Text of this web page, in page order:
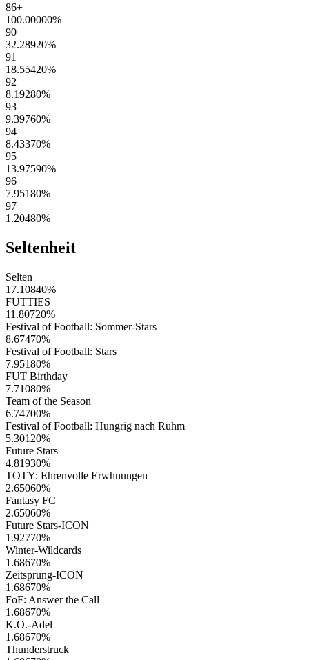
86+
100.00000%
90
32.28920%
91
18.55420%
92
8.19280%
93
9.39760%
94
8.43370%
95
13.97590%
96
7.95180%
97
1.20480%
Seltenheit
Selten
17.10840%
FUTTIES
11.80720%
Festival of Football: Sommer-Stars
8.67470%
Festival of Football: Stars
7.95180%
FUT Birthday
7.71080%
Team of the Season
6.74700%
Festival of Football: Hungrig nach Ruhm
5.30120%
Future Stars
4.81930%
TOTY: Ehrenvolle Erwhnungen
2.65060%
Fantasy FC
2.65060%
Future Stars-ICON
1.92770%
Winter-Wildcards
1.68670%
Zeitsprung-ICON
1.68670%
FoF: Answer the Call
1.68670%
K.O.-Adel
1.68670%
Thunderstruck